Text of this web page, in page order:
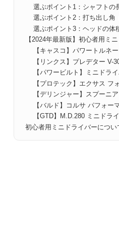
選ぶポイント1：シャフトの
選ぶポイント2：打ち出し角
選ぶポイント3：ヘッドの体
【2024年最新版】初心者用ミ
【キャスコ】パワートルネ
【リンクス】プレデター V-
【パワービルト】ミニドラ
【プロテック】エクサス フ
【デリンジャー】スプーニア
【バルド】コルサ パフォー
【GTD】M.D.280 ミニドラ
初心者用ミニドライバーについ